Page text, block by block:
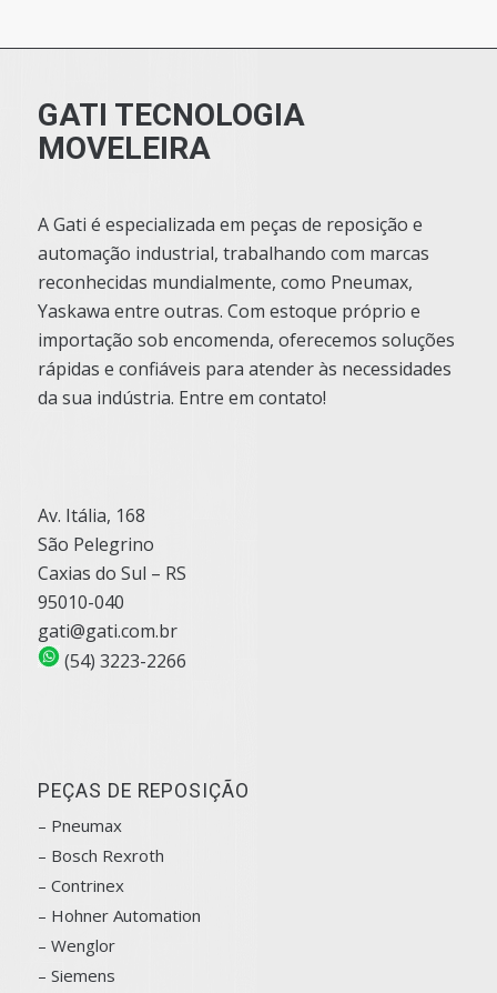
GATI TECNOLOGIA
MOVELEIRA
A Gati é especializada em peças de reposição e
automação industrial, trabalhando com marcas
reconhecidas mundialmente, como Pneumax,
Yaskawa entre outras. Com estoque próprio e
importação sob encomenda, oferecemos soluções
rápidas e confiáveis para atender às necessidades
da sua indústria. Entre em contato!
Av. Itália, 168
São Pelegrino
Caxias do Sul – RS
95010-040
gati@gati.com.br
(54) 3223-2266
PEÇAS DE REPOSIÇÃO
– Pneumax
– Bosch Rexroth
– Contrinex
– Hohner Automation
– Wenglor
– Siemens